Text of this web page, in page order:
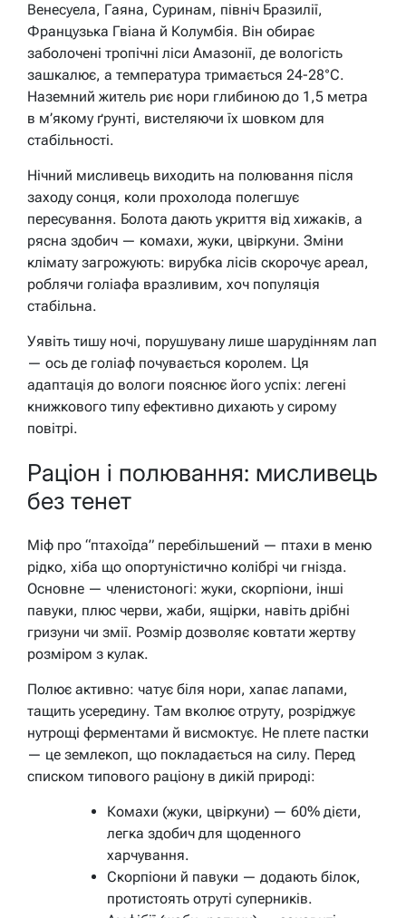
Венесуела, Гаяна, Суринам, північ Бразилії,
Французька Гвіана й Колумбія. Він обирає
заболочені тропічні ліси Амазонії, де вологість
зашкалює, а температура тримається 24-28°C.
Наземний житель риє нори глибиною до 1,5 метра
в м’якому ґрунті, вистеляючи їх шовком для
стабільності.
Нічний мисливець виходить на полювання після
заходу сонця, коли прохолода полегшує
пересування. Болота дають укриття від хижаків, а
рясна здобич — комахи, жуки, цвіркуни. Зміни
клімату загрожують: вирубка лісів скорочує ареал,
роблячи голіафа вразливим, хоч популяція
стабільна.
Уявіть тишу ночі, порушувану лише шарудінням лап
— ось де голіаф почувається королем. Ця
адаптація до вологи пояснює його успіх: легені
книжкового типу ефективно дихають у сирому
повітрі.
Раціон і полювання: мисливець
без тенет
Міф про “птахоїда” перебільшений — птахи в меню
рідко, хіба що опортуністично колібрі чи гнізда.
Основне — членистоногі: жуки, скорпіони, інші
павуки, плюс черви, жаби, ящірки, навіть дрібні
гризуни чи змії. Розмір дозволяє ковтати жертву
розміром з кулак.
Полює активно: чатує біля нори, хапає лапами,
тащить усередину. Там вколює отруту, розріджує
нутрощі ферментами й висмоктує. Не плете пастки
— це землекоп, що покладається на силу. Перед
списком типового раціону в дикій природі:
Комахи (жуки, цвіркуни) — 60% дієти,
легка здобич для щоденного
харчування.
Скорпіони й павуки — додають білок,
протистоять отруті суперників.